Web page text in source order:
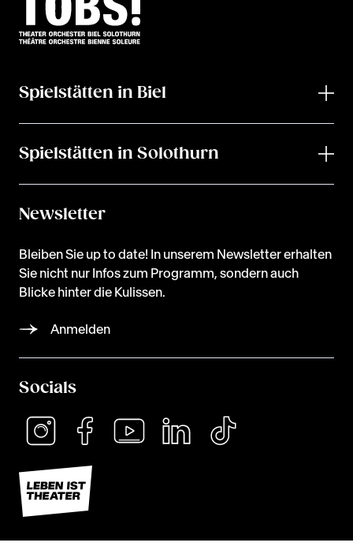
Spielstätten in Biel
Spielstätten in Solothurn
Newsletter
Bleiben Sie up to date! In unserem Newsletter erhalten
Sie nicht nur Infos zum Programm, sondern auch
Blicke hinter die Kulissen.
Anmelden
Socials